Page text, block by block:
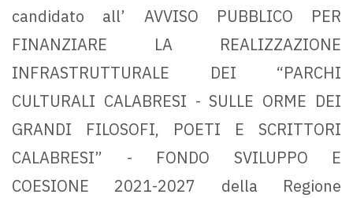
candidato all’ AVVISO PUBBLICO PER
FINANZIARE LA REALIZZAZIONE
INFRASTRUTTURALE DEI “PARCHI
CULTURALI CALABRESI - SULLE ORME DEI
GRANDI FILOSOFI, POETI E SCRITTORI
CALABRESI” - FONDO SVILUPPO E
COESIONE 2021-2027 della Regione